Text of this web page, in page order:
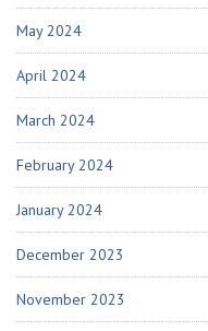
May 2024
April 2024
March 2024
February 2024
January 2024
December 2023
November 2023